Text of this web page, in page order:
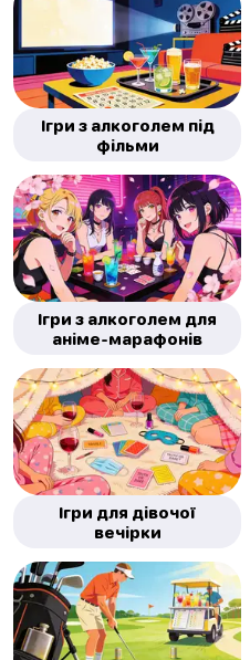
Ігри з алкоголем під
фільми
Ігри з алкоголем для
аніме-марафонів
Ігри для дівочої
вечірки